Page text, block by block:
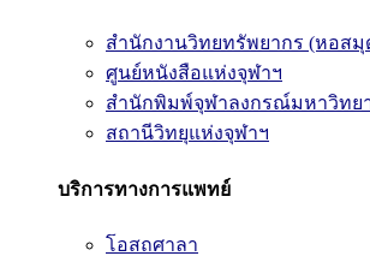
สำนักงานวิทยทรัพยากร (หอสมุ
ศูนย์หนังสือแห่งจุฬาฯ
สำนักพิมพ์จุฬาลงกรณ์มหาวิทย
สถานีวิทยุแห่งจุฬาฯ
บริการทางการแพทย์
โอสถศาลา